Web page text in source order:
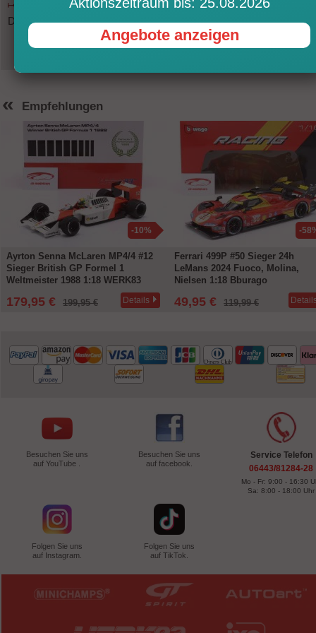
Dieser Artikel ist in unserem Ladengeschäft in Frankfurt vorrätig.
« Empfehlungen
-10%
Ayrton Senna McLaren MP4/4 #12
Sieger British GP Formel 1
Weltmeister 1988 1:18 WERK83
179,95 € 199,95 € Details
-
Ferrari 499P #50 Sieger 24h
LeMans 2024 Fuoco, Molina,
Nielsen 1:18 Bburago
49,95 € 119,99 €
Besuchen Sie uns
auf YouTube .
Besuchen Sie uns
auf facebook.
Folgen Sie uns
auf Instagram.
Folgen Sie uns
auf TikTok.
Service Telefon
06443/81284-28
Mo - Fr: 9:00 - 16:30
Sa: 8:00 - 18:00 Uhr
Angebote anzeigen